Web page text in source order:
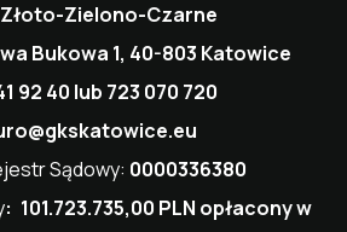
Złoto-Zielono-Czarne
Bukowa 1, 40-803 Katowice
92 40 lub 723 070 720
Sądowy: 0000336380
: 101.723.735,00 PLN opłacony w